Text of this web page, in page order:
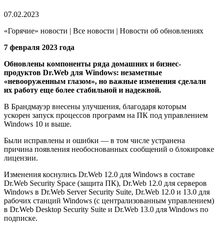
07.02.2023
«Горячие» новости | Все новости | Новости об обновлениях
7 февраля 2023 года
Обновлены компоненты ряда домашних и бизнес-
продуктов Dr.Web для Windows: незаметные
«невооруженным глазом», но важные изменения сделали
их работу еще более стабильной и надежной.
В Брандмауэр внесены улучшения, благодаря которым
ускорен запуск процессов программ на ПК под управлением
Windows 10 и выше.
Были исправлены и ошибки — в том числе устранена
причина появления необоснованных сообщений о блокировке
лицензии.
Изменения коснулись Dr.Web 12.0 для Windows в составе
Dr.Web Security Space (защита ПК), Dr.Web 12.0 для серверов
Windows в Dr.Web Server Security Suite, Dr.Web 12.0 и 13.0 для
рабочих станций Windows (с централизованным управлением)
в Dr.Web Desktop Security Suite и Dr.Web 13.0 для Windows по
подписке.